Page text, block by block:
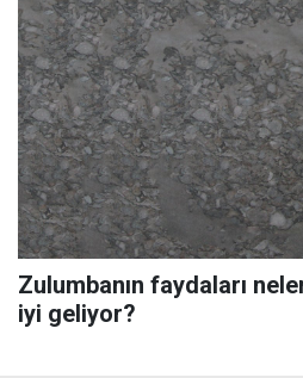
Zulumbanın faydaları
iyi geliyor?